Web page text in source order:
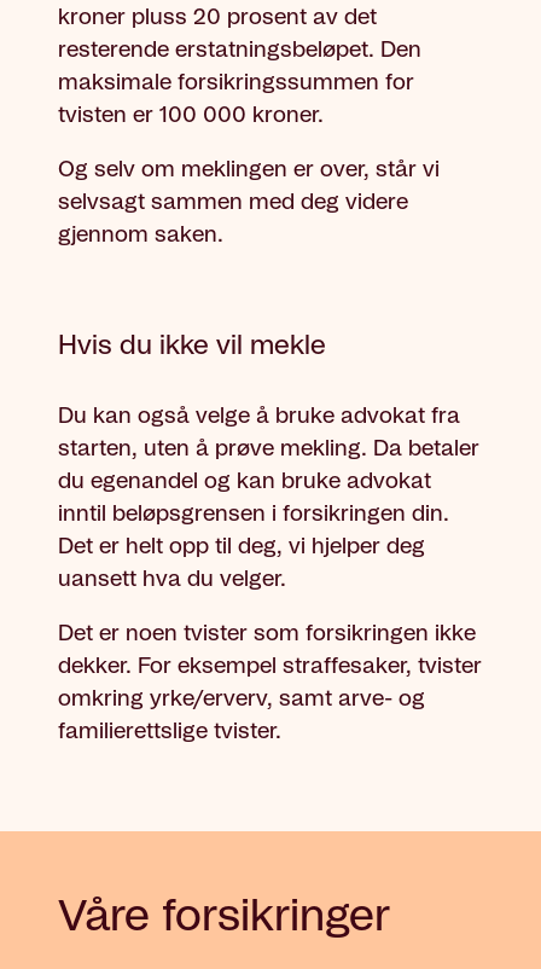
kroner pluss 20 prosent av det
resterende erstatningsbeløpet. Den
maksimale forsikringssummen for
tvisten er 100 000 kroner.
Og selv om meklingen er over, står vi
selvsagt sammen med deg videre
gjennom saken.
Hvis du ikke vil mekle
Du kan også velge å bruke advokat fra
starten, uten å prøve mekling. Da betaler
du egenandel og kan bruke advokat
inntil beløpsgrensen i forsikringen din.
Det er helt opp til deg, vi hjelper deg
uansett hva du velger.
Det er noen tvister som forsikringen ikke
dekker. For eksempel straffesaker, tvister
omkring yrke/erverv, samt arve- og
familierettslige tvister.
Våre forsikringer